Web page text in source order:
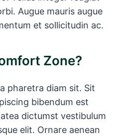
Augue mauris augue
et sollicitudin ac.
Zone?
pharetra diam sit. Sit
bibendum est
dictumst vestibulum
elit. Ornare aenean